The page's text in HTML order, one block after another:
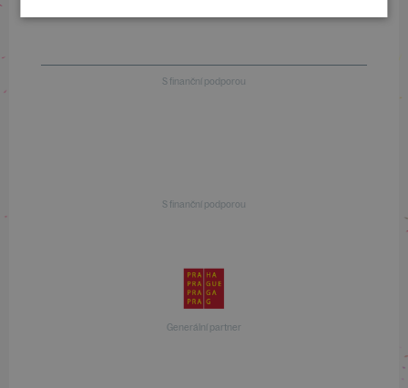
S finanční podporou
S finanční podporou
Generální partner